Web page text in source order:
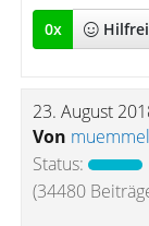
0x
23. August
Von muemmel
Status:
(34480